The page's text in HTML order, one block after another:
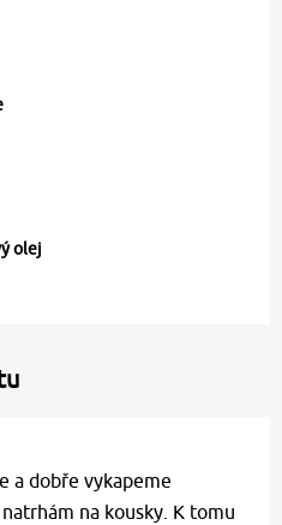
olej
a dobře vykapeme
na kousky. K tomu